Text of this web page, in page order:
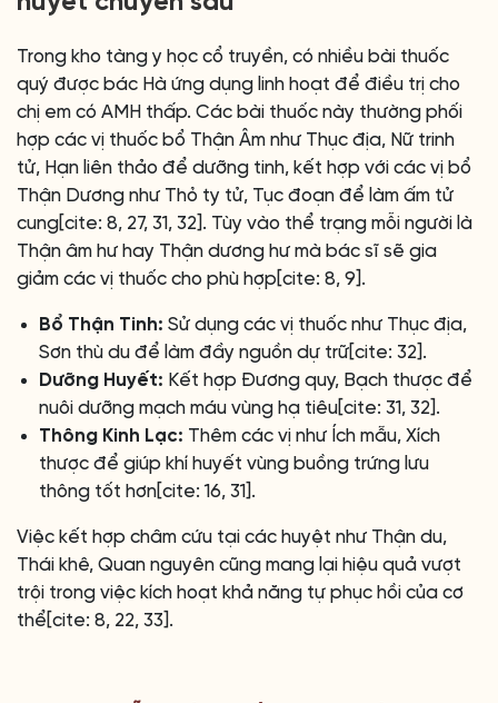
Trong kho tàng y học cổ truyền, có nhiều bài thuốc
quý được bác Hà ứng dụng linh hoạt để điều trị cho
chị em có AMH thấp. Các bài thuốc này thường phối
hợp các vị thuốc bổ Thận Âm như Thục địa, Nữ trinh
tử, Hạn liên thảo để dưỡng tinh, kết hợp với các vị bổ
Thận Dương như Thỏ ty tử, Tục đoạn để làm ấm tử
cung[cite: 8, 27, 31, 32]. Tùy vào thể trạng mỗi người là
Thận âm hư hay Thận dương hư mà bác sĩ sẽ gia
giảm các vị thuốc cho phù hợp[cite: 8, 9].
Bổ Thận Tinh: Sử dụng các vị thuốc như Thục địa,
Sơn thù du để làm đầy nguồn dự trữ[cite: 32].
Dưỡng Huyết: Kết hợp Đương quy, Bạch thược để
nuôi dưỡng mạch máu vùng hạ tiêu[cite: 31, 32].
Thông Kinh Lạc: Thêm các vị như Ích mẫu, Xích
thược để giúp khí huyết vùng buồng trứng lưu
thông tốt hơn[cite: 16, 31].
Việc kết hợp châm cứu tại các huyệt như Thận du,
Thái khê, Quan nguyên cũng mang lại hiệu quả vượt
trội trong việc kích hoạt khả năng tự phục hồi của cơ
thể[cite: 8, 22, 33].